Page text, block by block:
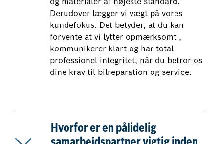
Derudover lægger vi vægt på vores
kundefokus. Det betyder, at du kan
forvente at vi lytter opmærksomt ,
kommunikerer klart og har total
professionel integritet, når du betror os
dine krav til bilreparation og service.
Hvorfor er en pålidelig